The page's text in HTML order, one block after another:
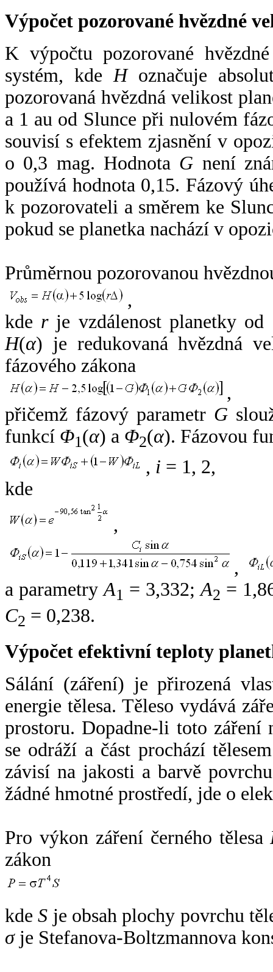
Výpočet pozorované hvězdné
K výpočtu pozorované
systém, kde Hoznačuje
pozorovaná hvězdná velikost
a 1 au od Slunce při nulovém
souvisí s efektem zjasnění v
o 0,3 mag. Hodnota G není
používá hodnota 0,15. Fázový
k pozorovateli a směrem ke
pokud se planetka nachází v
Průměrnou pozorovanou
,
kde rje vzdálenost planetky od
H(α) je redukovaná hvězdná
fázového zákona
,
přičemž fázový parametr G
funkcí Φ1(α) a Φ2(α). Fázovou
, i = 1, 2,
kde
,
,
a parametryA1 = 3,332;A2 =
C2 = 0,238.
Výpočet efektivní teploty
Sálání (záření) je přirozená
energie tělesa. Těleso vydává
prostoru. Dopadne-li toto záření
se odráží a část prochází
závisí na jakosti a barvě
žádné hmotné prostředí, jde o
Pro výkon záření černého tělesa
zákon
kdeS je obsah plochy povrchu
σje Stefanova-Boltzmannova